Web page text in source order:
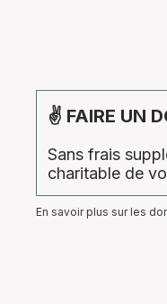
✌ FAIRE UN
Sans frais
charitable de
En savoir plus sur les